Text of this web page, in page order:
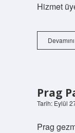
Hizmet
Prag
Tarih: Eylül
Prag